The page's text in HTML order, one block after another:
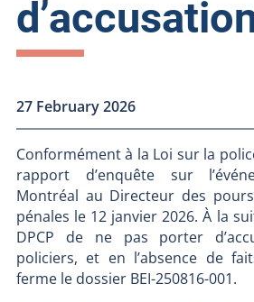
27 February 2026
Conformément à la Loi sur la
rapport d’enquête sur
Montréal au Directeur des
pénales le 12 janvier 2026. À la
DPCP de ne pas porter
policiers, et en l’absence de
ferme le dossier BEI-250816-001.